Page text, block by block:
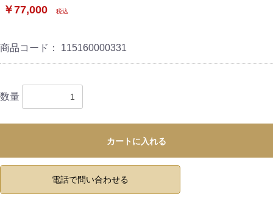
￥77,000 税込
商品コード： 115160000331
数量
カートに入れる
電話で問い合わせる